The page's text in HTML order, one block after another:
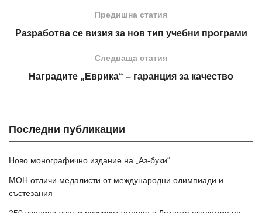
Предишна статия
Разработва се визия за нов тип учебни програми
Следваща статия
Наградите „Еврика“ – гаранция за качество
Последни публикации
Ново монографично издание на „Аз-буки“
МОН отличи медалисти от международни олимпиади и
състезания